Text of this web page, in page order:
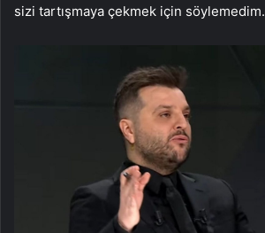
sizi tartışmaya çekmek için söylemedim.